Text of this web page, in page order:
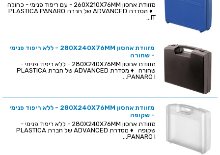
מזוודת אחסון 260X210X76MM - עם ריפוד פנימי - כחולה
♦ מסדרת ADVANCED של חברת PLASTICA PANARO
IT...
מזוודת אחסון 280X240X76MM - ללא ריפוד פנימי
- שחורה
מזוודת אחסון 280X240X76MM - ללא ריפוד פנימי -
שחורה ♦ מסדרת ADVANCED של חברת PLASTICA
PANARO I...
מזוודת אחסון 280X240X76MM - ללא ריפוד פנימי
- שקופה
מזוודת אחסון 280X240X76MM - ללא ריפוד פנימי -
שקופה ♦ מסדרת ADVANCED של חברת PLASTICA
PANARO I...